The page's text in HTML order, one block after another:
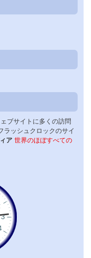
ブサイトに多くの訪問
ラッシュクロックのサイ
ア 世界のほぼすべての